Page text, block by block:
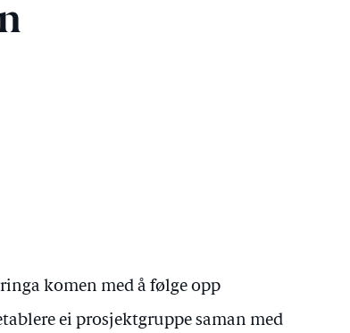
komen med å følge opp
ei prosjektgruppe saman med